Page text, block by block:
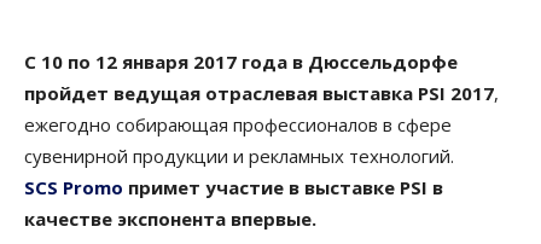
С 10 по 12 января 2017 года в Дюссельдорфе
пройдет ведущая отраслевая выставка PSI 2017,
ежегодно собирающая профессионалов в сфере
сувенирной продукции и рекламных технологий.
SCS Promo примет участие в выставке PSI в
качестве экспонента впервые.